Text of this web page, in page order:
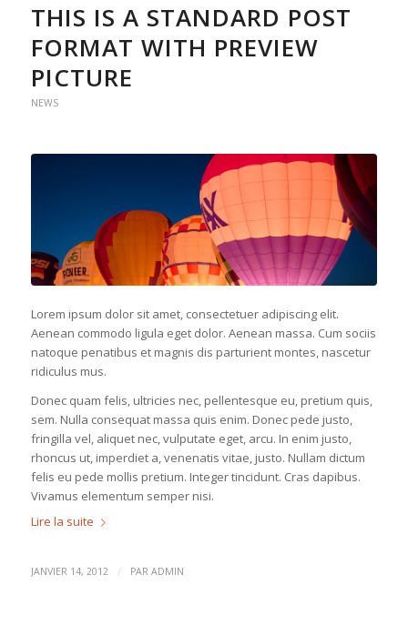
THIS IS A STANDARD POST
FORMAT WITH PREVIEW
PICTURE
NEWS
Lorem ipsum dolor sit amet, consectetuer adipiscing elit.
Aenean commodo ligula eget dolor. Aenean massa. Cum sociis
natoque penatibus et magnis dis parturient montes, nascetur
ridiculus mus.
Donec quam felis, ultricies nec, pellentesque eu, pretium quis,
sem. Nulla consequat massa quis enim. Donec pede justo,
fringilla vel, aliquet nec, vulputate eget, arcu. In enim justo,
rhoncus ut, imperdiet a, venenatis vitae, justo. Nullam dictum
felis eu pede mollis pretium. Integer tincidunt. Cras dapibus.
Vivamus elementum semper nisi.
Lire la suite
JANVIER 14, 2012 / PAR ADMIN